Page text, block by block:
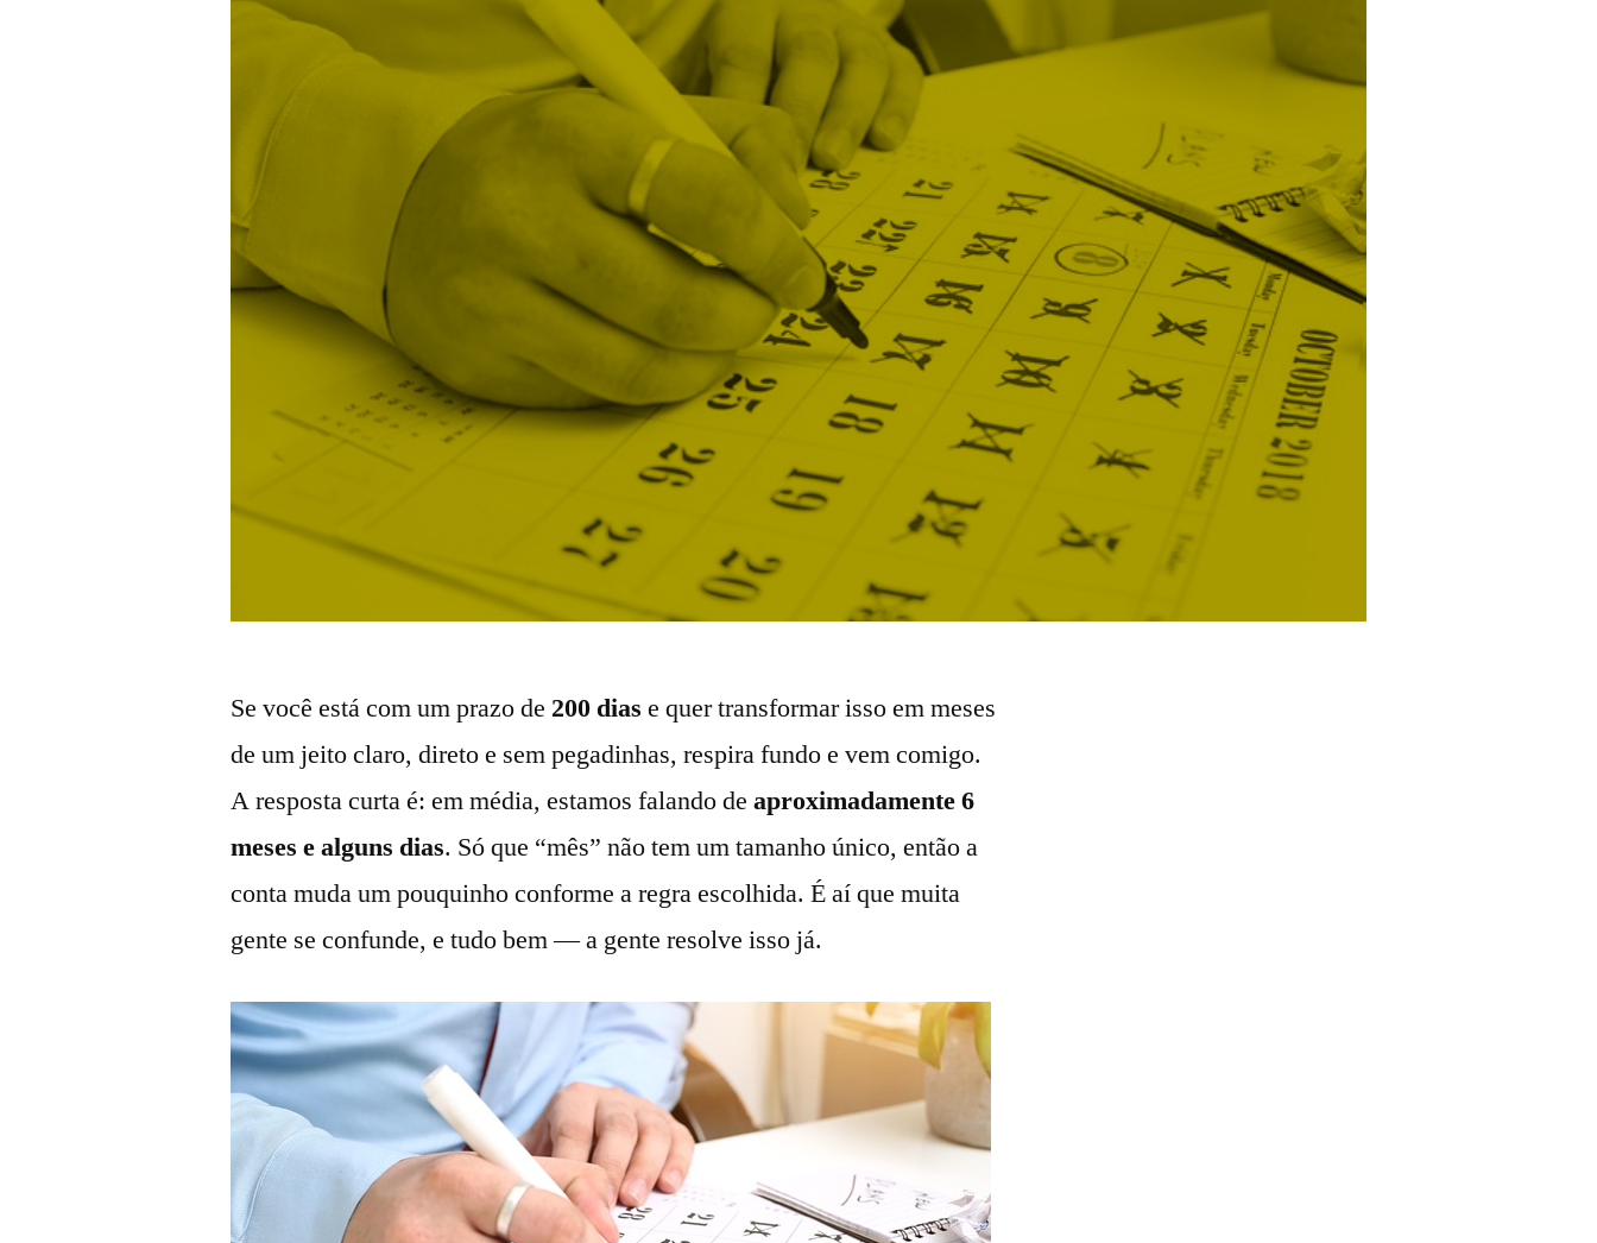
Se você está com um prazo de 200 dias e quer transformar isso em meses
de um jeito claro, direto e sem pegadinhas, respira fundo e vem comigo.
A resposta curta é: em média, estamos falando deaproximadamente 6
meses e alguns dias. Só que “mês” não tem um tamanho único, então a
conta muda um pouquinho conforme a regra escolhida. É aí que muita
gente se confunde, e tudo bem — a gente resolve isso já.